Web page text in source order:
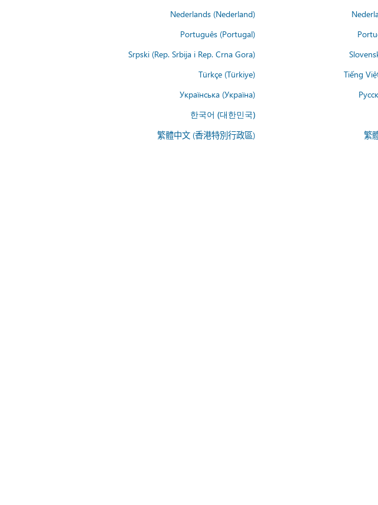
Nederlands (Nederland)
Português (Portugal)
Srpski (Rep. Srbija i Rep. Crna Gora)
Tiếng
Türkçe (Türkiye)
Українська (Україна)
한국어 (대한민국)
繁
繁體中文 (香港特別行政區)